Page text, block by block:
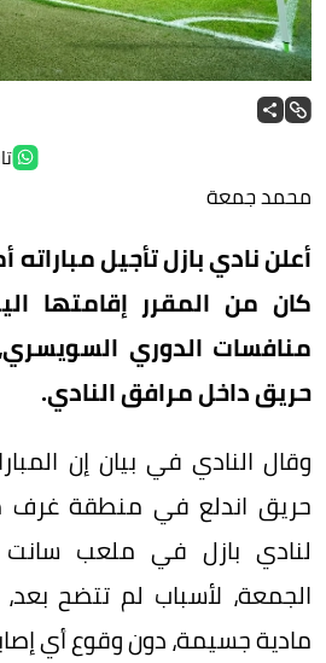
محمد جمعة
أعلن نادي بازل تأجيل
كان من المقرر إقامتها
منافسات الدوري
حريق داخل مرافق النادي.
وقال النادي في بيان إن
حريق اندلع في منطقة غرف
لنادي بازل في ملعب
الجمعة، لأسباب لم تتضح
مادية جسيمة، دون وقوع أي